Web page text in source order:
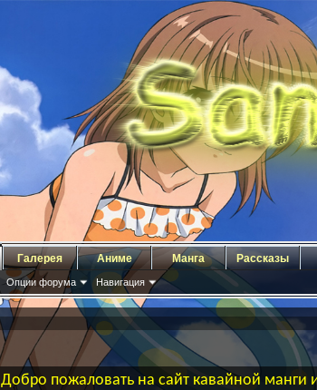
Опции форума Навигация
Галерея Аниме Манга Рассказы
Добро пожаловать на сайт кавайной манги